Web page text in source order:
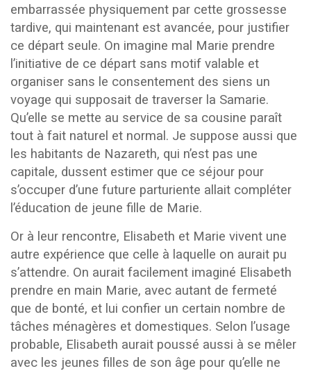
embarrassée physiquement par cette grossesse
tardive, qui maintenant est avancée, pour justifier
ce départ seule. On imagine mal Marie prendre
l’initiative de ce départ sans motif valable et
organiser sans le consentement des siens un
voyage qui supposait de traverser la Samarie.
Qu’elle se mette au service de sa cousine paraît
tout à fait naturel et normal. Je suppose aussi que
les habitants de Nazareth, qui n’est pas une
capitale, dussent estimer que ce séjour pour
s’occuper d’une future parturiente allait compléter
l’éducation de jeune fille de Marie.
Or à leur rencontre, Elisabeth et Marie vivent une
autre expérience que celle à laquelle on aurait pu
s’attendre. On aurait facilement imaginé Elisabeth
prendre en main Marie, avec autant de fermeté
que de bonté, et lui confier un certain nombre de
tâches ménagères et domestiques. Selon l’usage
probable, Elisabeth aurait poussé aussi à se mêler
avec les jeunes filles de son âge pour qu’elle ne